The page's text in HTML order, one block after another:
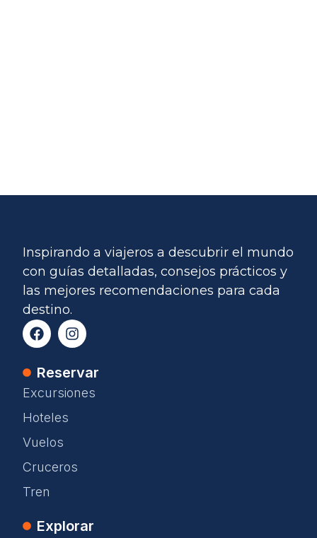
Inspirando a viajeros a descubrir el mundo
con guías detalladas, consejos prácticos y
las mejores recomendaciones para cada
destino.
Reservar
Excursiones
Hoteles
Vuelos
Cruceros
Tren
Explorar